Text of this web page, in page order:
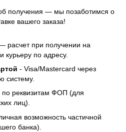
получения — мы позаботимся о
вашего заказа!
расчет при получении на
курьеру по адресу.
- Visa/Mastercard через
систему.
по реквизитам ФОП (для
лиц).
возможность частичной
банка).